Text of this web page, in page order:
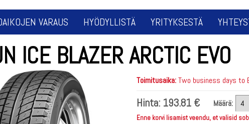
VARAUS HYÖDYLLISTÄ YRITYKSESTÄ
ICE BLAZER ARCTIC EVO
Toimitusaika:Two business days to
Hinta: 193.81 € Määrä:
Enne korvi lisamist veendu, et valisid